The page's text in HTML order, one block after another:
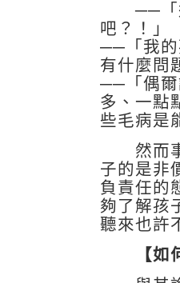
──「這
吧？！」
──「我的
有什麼問
──「偶爾
多、一點
些毛病是
然而事
子的是非
負責任的
夠了解孩
聽來也許
【